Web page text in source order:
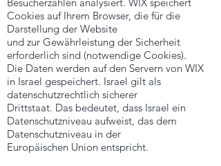
Cookies auf Ihrem Browser, die für die
Darstellung der Website
und zur Gewährleistung der Sicherheit
erforderlich sind (notwendige Cookies).
Die Daten werden auf den Servern von WIX
in Israel gespeichert. Israel gilt als
datenschutzrechtlich sicherer
Drittstaat. Das bedeutet, dass Israel ein
Datenschutzniveau aufweist, das dem
Datenschutzniveau in der
Europäischen Union entspricht.